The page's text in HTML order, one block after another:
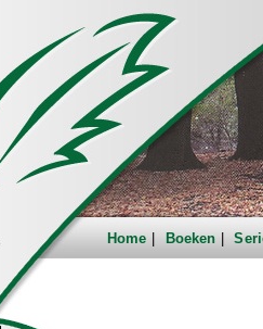
Home Boeken